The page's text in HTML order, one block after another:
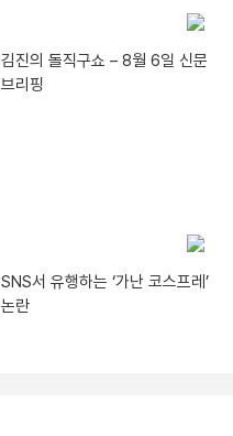
김진의 돌직구쇼 – 8월 6일 신문
브리핑
SNS서 유행하는 ‘가난 코스프레’
논란